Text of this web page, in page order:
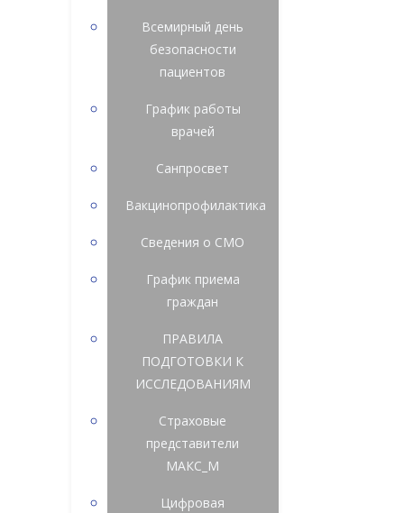
Всемирный день
безопасности
пациентов
График работы
врачей
Санпросвет
Вакцинопрофилактика
Сведения о СМО
График приема
граждан
ПРАВИЛА
ПОДГОТОВКИ К
ИССЛЕДОВАНИЯМ
Страховые
представители
МАКС_М
Цифровая